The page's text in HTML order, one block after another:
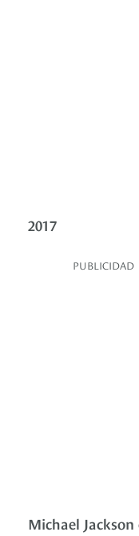
2017
PUBLICIDAD
Michael Jackson